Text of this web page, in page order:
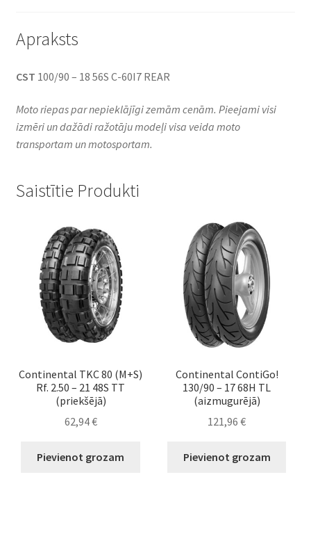
Apraksts
CST 100/90 – 18 56S C-60I7 REAR
Moto riepas par nepieklājīgi zemām cenām. Pieejami visi
izmēri un dažādi ražotāju modeļi visa veida moto
transportam un motosportam.
Saistītie Produkti
Continental TKC 80 (M+S)
Rf. 2.50 – 21 48S TT
(priekšējā)
62,94€
Pievienot grozam
Continental ContiGo!
130/90 – 17 68H TL
(aizmugurējā)
121,96€
Pievienot grozam